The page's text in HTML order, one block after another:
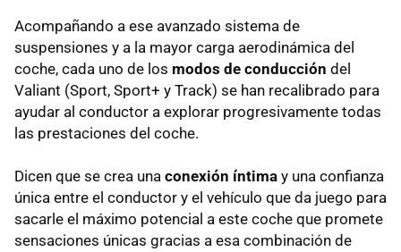
Acompañando a ese avanzado sistema de
suspensiones y a la mayor carga aerodinámica del
coche, cada uno de los modos de conducción del
Valiant (Sport, Sport+ y Track) se han recalibrado para
ayudar al conductor a explorar progresivamente todas
las prestaciones del coche.
Dicen que se crea una conexión íntima y una confianza
única entre el conductor y el vehículo que da juego para
sacarle el máximo potencial a este coche que promete
sensaciones únicas gracias a esa combinación de